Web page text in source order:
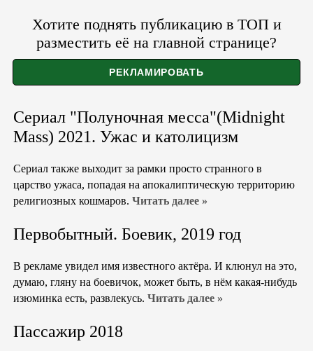
Хотите поднять публикацию в ТОП и
разместить её на главной странице?
Сериал "Полуночная месса"(Midnight
Mass) 2021. Ужас и католицизм
Сериал также выходит за рамки просто странного в
царство ужаса, попадая на апокалиптическую территорию
религиозных кошмаров. Читать далее »
Первобытный. Боевик, 2019 год
В рекламе увидел имя известного актёра. И клюнул на это,
думаю, гляну на боевичок, может быть, в нём какая-нибудь
изюминка есть, развлекусь. Читать далее »
Пассажир 2018